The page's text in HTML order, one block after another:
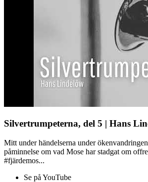
Silvertrumpeterna, del 5 | Hans
Mitt under händelserna under
påminnelse om vad Mose har stadgat om
#fjärdemos...
Se på YouTube